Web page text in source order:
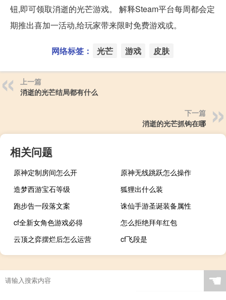
钮,即可领取消逝的光芒游戏。 解释Steam平台每周都会定
期推出喜加一活动,给玩家带来限时免费游戏或。
网络标签： 光芒 游戏 皮肤
上一篇
消逝的光芒结局都有什么
下一篇
消逝的光芒抓钩在哪
相关问题
原神定制房间怎么开
原神无线跳跃怎么操作
造梦西游宝石等级
狐狸出什么装
跑步告一段落文案
诛仙手游圣诞装备属性
cf全新女角色游戏必得
怎么拒绝拜年红包
云顶之弈摆烂后怎么运营
cf飞段是
☚